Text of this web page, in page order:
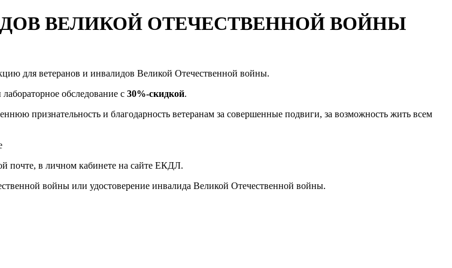
ВЕЛИКОЙ ОТЕЧЕСТВЕННОЙ ВОЙНЫ
для ветеранов и инвалидов Великой Отечественной войны.
обследование с 30%-скидкой.
признательность и благодарность ветеранам за совершенные подвиги, за возможность жить всем
почте, в личном кабинете на сайте ЕКДЛ.
войны или удостоверение инвалида Великой Отечественной войны.